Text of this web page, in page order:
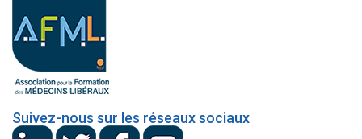
Suivez-nous sur les réseaux sociaux